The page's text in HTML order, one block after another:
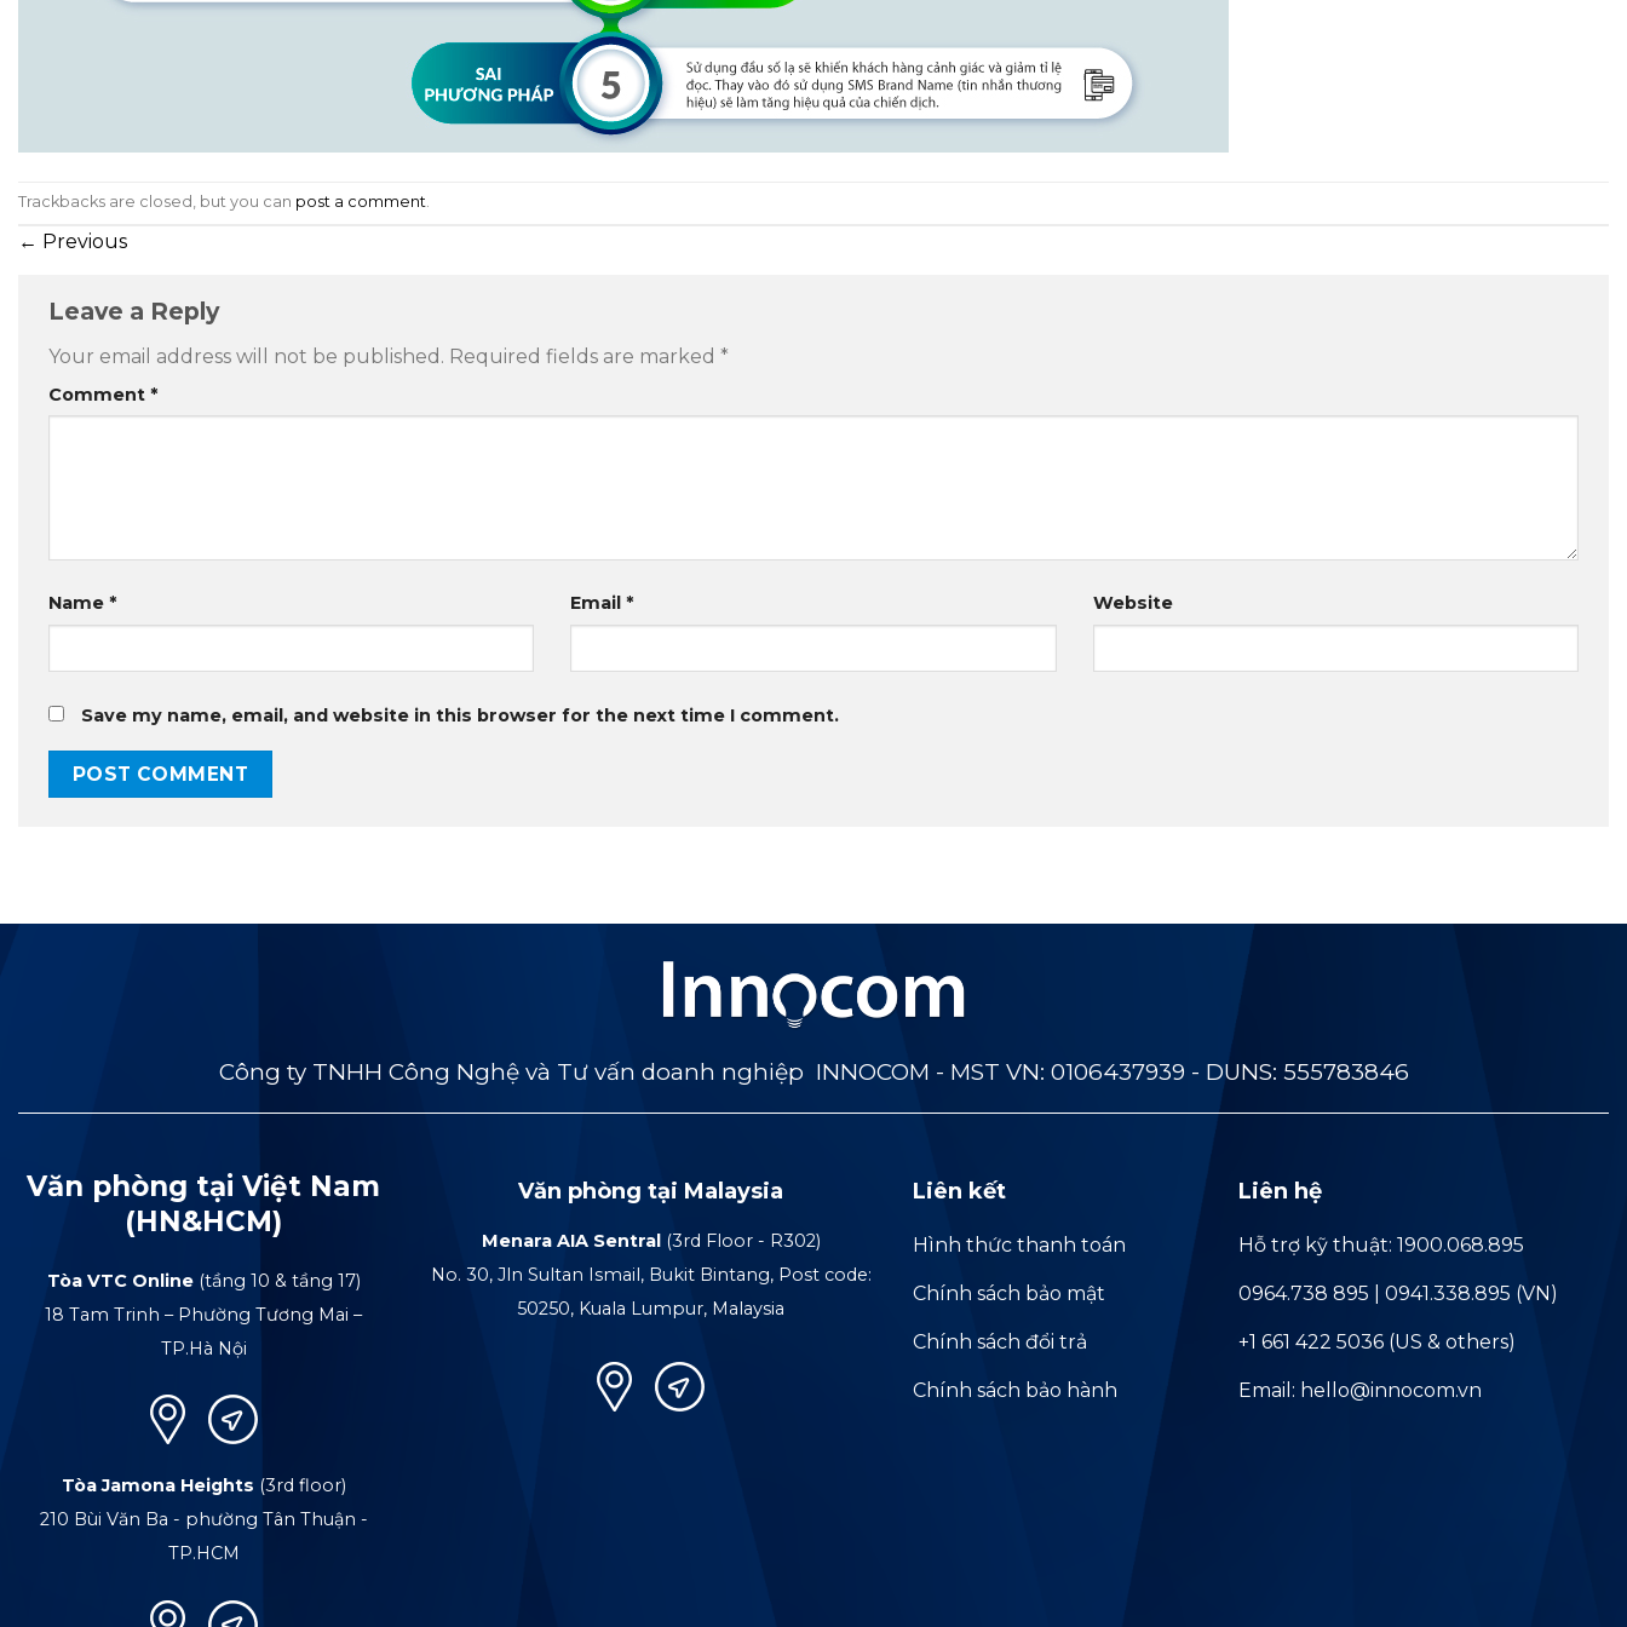
Trackbacks are closed, but you can post a comment.
← Previous
Leave a Reply
Your email address will not be published. Required fields are marked *
Comment *
Name * Email* Website
Save my name, email, and website in this browser for the next time I comment.
Công ty TNHH Công Nghệ và Tư vấn doanh nghiệp INNOCOM - MST VN: 0106437939 - DUNS: 555783846
Văn phòng tại Việt Nam
(HN&HCM)
Tòa VTC Online(tầng 10 & tầng 17)
18 Tam Trinh – Phường Tương Mai –
TP.Hà Nội
Tòa Jamona Heights (3rd floor)
210 Bùi Văn Ba - phường Tân Thuận -
TP.HCM
Văn phòng tại Malaysia
Menara AIA Sentral (3rd Floor - R302)
No. 30, Jln Sultan Ismail, Bukit Bintang, Post code:
50250, Kuala Lumpur, Malaysia
Liên kết
Hình thức thanh toán
Chính sách bảo mật
Chính sách đổi trả
Chính sách bảo hành
Liên hệ
Hỗ trợ kỹ thuật: 1900.068.895
0964.738 895 | 0941.338.895 (VN)
+1 661 422 5036 (US & others)
Email: hello@innocom.vn